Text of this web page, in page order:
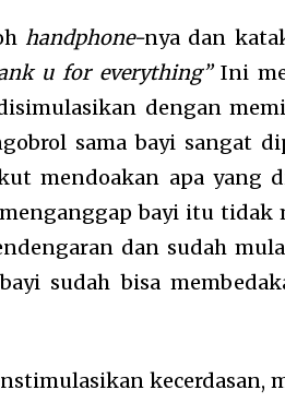
handphone-nya dan
u for everything”Ini
dengan
sama bayi sangat
mendoakan apa yang
bayi itu tidak
dan sudah
sudah bisa
kecerdasan,